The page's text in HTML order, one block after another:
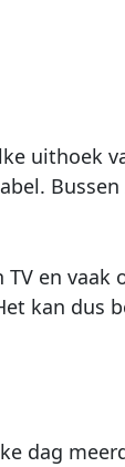
uithoek
en vaak
kan dus
dag